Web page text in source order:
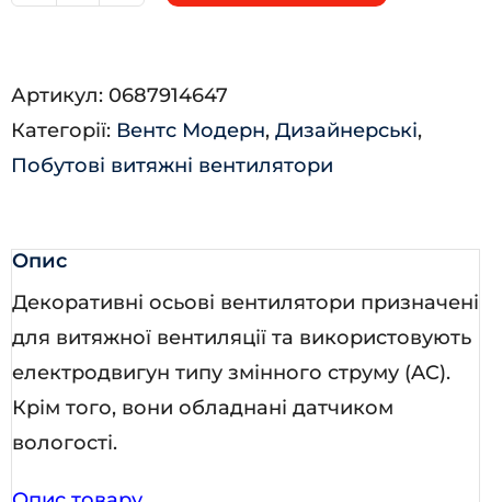
кількість
Артикул: 0687914647
Категорії: Вентс Модерн, Дизайнерські,
Побутові витяжні вентилятори
Опис
Декоративні осьові вентилятори призначені
для витяжної вентиляції та використовують
електродвигун типу змінного струму (AC).
Крім того, вони обладнані датчиком
вологості.